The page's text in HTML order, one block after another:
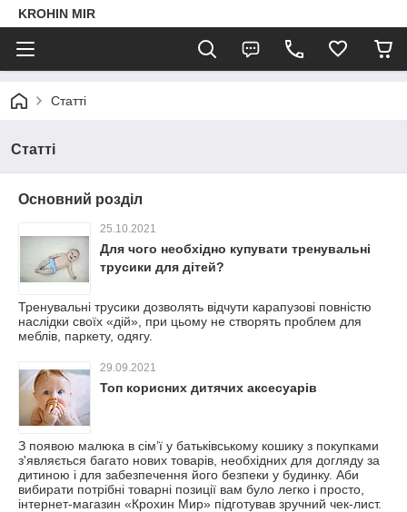
KROHIN MIR
Статті
Статті
Основний розділ
25.10.2021
Для чого необхідно купувати тренувальні
трусики для дітей?
Тренувальні трусики дозволять відчути карапузові повністю
наслідки своїх «дій», при цьому не створять проблем для
меблів, паркету, одягу.
29.09.2021
Топ корисних дитячих аксесуарів
З появою малюка в сім’ї у батьківському кошику з покупками
з'являється багато нових товарів, необхідних для догляду за
дитиною і для забезпечення його безпеки у будинку. Аби
вибирати потрібні товарні позиції вам було легко і просто,
інтернет-магазин «Крохин Мир» підготував зручний чек-лист.